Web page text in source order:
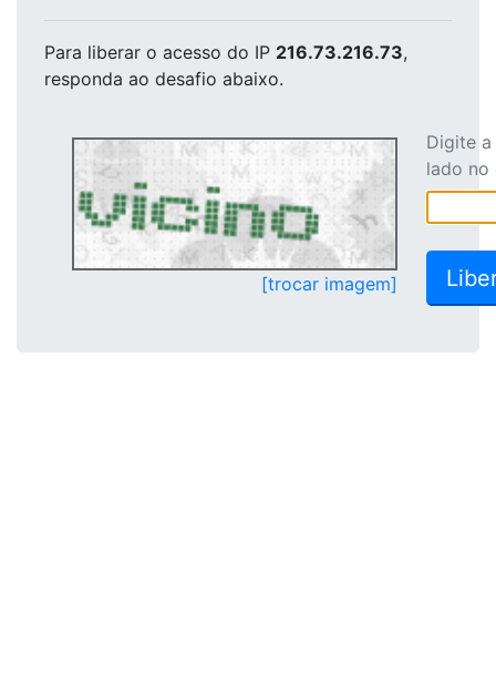
Para liberar o acesso do IP 216.73.216.73,
responda ao desafio abaixo.
[trocar imagem]
Digite
lado no